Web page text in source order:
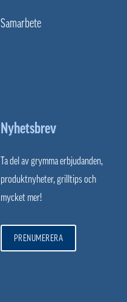
Samarbete
Nyhetsbrev
Ta del av grymma erbjudanden,
produktnyheter, grilltips och
mycket mer!
PRENUMERERA